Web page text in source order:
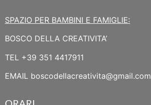
SPAZIO PER BAMBINI E FAMIGLIE:
BOSCO DELLA CREATIVITA’
TEL +39 351 4417911
EMAIL boscodellacreativita@gmail.com